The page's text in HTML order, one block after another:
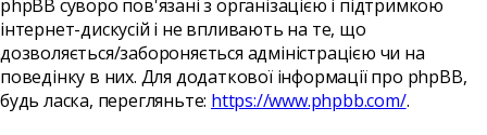
phpBB суворо пов'язані з організацією і підтримкою
інтернет-дискусій і не впливають на те, що
дозволяється/забороняється адміністрацією чи на
поведінку в них. Для додаткової інформації про phpBB,
будь ласка, перегляньте: https://www.phpbb.com/.